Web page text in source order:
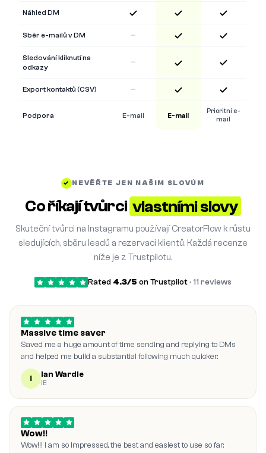
Náhled DM
Sběr e-mailů v DM –
Sledování kliknutí na
odkazy
–
Export kontaktů (CSV) –
Podpora E-mail E-mail
Prioritní e-
mail
✓ NEVĚŘTE JEN NAŠIM SLOVŮM
Co říkají tvůrci vlastními slovy
Skuteční tvůrci na Instagramu používají CreatorFlow k růstu
sledujících, sběru leadů a rezervaci klientů. Každá recenze
níže je z Trustpilotu.
Rated 4.3/5 on Trustpilot· 11 reviews
Massive time saver
Saved me a huge amount of time sending and replying to DMs
and helped me build a substantial following much quicker.
I Ian Wardle
IE
Wow!!
Wow!!! I am so impressed, the best and easiest to use so far.